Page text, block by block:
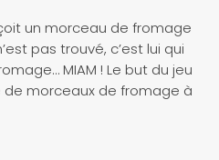
un morceau de fromage
pas trouvé, c’est lui qui
MIAM ! Le but du jeu
de morceaux de fromage à